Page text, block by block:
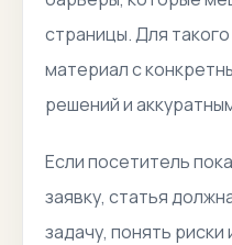
страницы. Для
материал с
решений и
Если посетитель
заявку, статья
задачу, понять